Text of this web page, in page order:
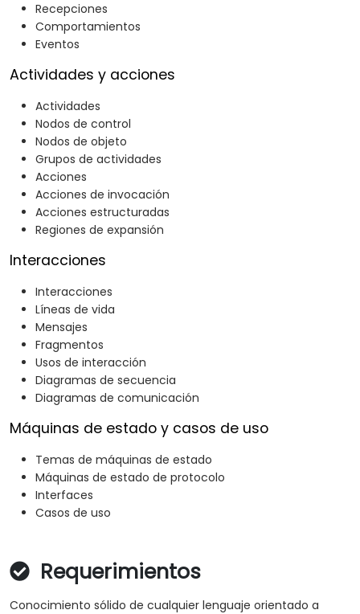
Recepciones
Comportamientos
Eventos
Actividades y acciones
Actividades
Nodos de control
Nodos de objeto
Grupos de actividades
Acciones
Acciones de invocación
Acciones estructuradas
Regiones de expansión
Interacciones
Interacciones
Líneas de vida
Mensajes
Fragmentos
Usos de interacción
Diagramas de secuencia
Diagramas de comunicación
Máquinas de estado y casos de uso
Temas de máquinas de estado
Máquinas de estado de protocolo
Interfaces
Casos de uso
Requerimientos
Conocimiento sólido de cualquier lenguaje orientado a